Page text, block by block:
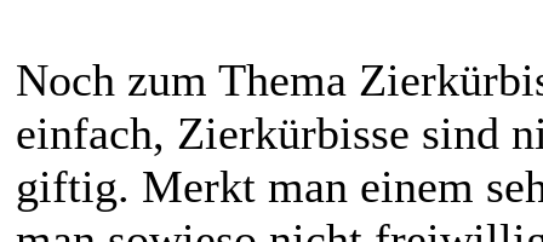
Noch zum Thema
einfach, Zierkürbisse sind
giftig. Merkt man einem